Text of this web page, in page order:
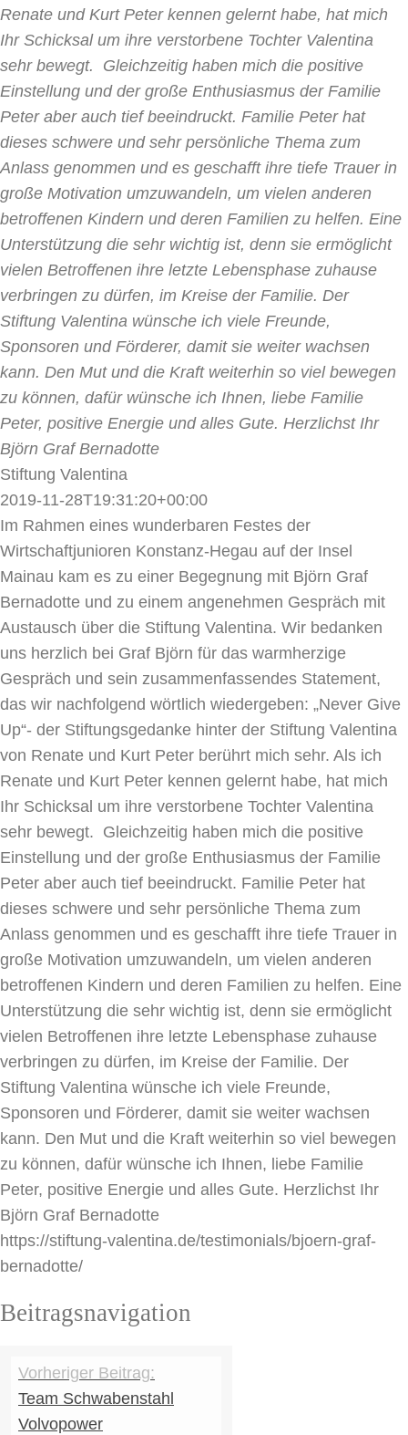
Renate und Kurt Peter kennen gelernt habe, hat mich
Ihr Schicksal um ihre verstorbene Tochter Valentina
sehr bewegt. Gleichzeitig haben mich die positive
Einstellung und der große Enthusiasmus der Familie
Peter aber auch tief beeindruckt. Familie Peter hat
dieses schwere und sehr persönliche Thema zum
Anlass genommen und es geschafft ihre tiefe Trauer in
große Motivation umzuwandeln, um vielen anderen
betroffenen Kindern und deren Familien zu helfen. Eine
Unterstützung die sehr wichtig ist, denn sie ermöglicht
vielen Betroffenen ihre letzte Lebensphase zuhause
verbringen zu dürfen, im Kreise der Familie. Der
Stiftung Valentina wünsche ich viele Freunde,
Sponsoren und Förderer, damit sie weiter wachsen
kann. Den Mut und die Kraft weiterhin so viel bewegen
zu können, dafür wünsche ich Ihnen, liebe Familie
Peter, positive Energie und alles Gute. Herzlichst Ihr
Björn Graf Bernadotte
Stiftung Valentina
2019-11-28T19:31:20+00:00
Im Rahmen eines wunderbaren Festes der
Wirtschaftjunioren Konstanz-Hegau auf der Insel
Mainau kam es zu einer Begegnung mit Björn Graf
Bernadotte und zu einem angenehmen Gespräch mit
Austausch über die Stiftung Valentina. Wir bedanken
uns herzlich bei Graf Björn für das warmherzige
Gespräch und sein zusammenfassendes Statement,
das wir nachfolgend wörtlich wiedergeben: „Never Give
Up“- der Stiftungsgedanke hinter der Stiftung Valentina
von Renate und Kurt Peter berührt mich sehr. Als ich
Renate und Kurt Peter kennen gelernt habe, hat mich
Ihr Schicksal um ihre verstorbene Tochter Valentina
sehr bewegt. Gleichzeitig haben mich die positive
Einstellung und der große Enthusiasmus der Familie
Peter aber auch tief beeindruckt. Familie Peter hat
dieses schwere und sehr persönliche Thema zum
Anlass genommen und es geschafft ihre tiefe Trauer in
große Motivation umzuwandeln, um vielen anderen
betroffenen Kindern und deren Familien zu helfen. Eine
Unterstützung die sehr wichtig ist, denn sie ermöglicht
vielen Betroffenen ihre letzte Lebensphase zuhause
verbringen zu dürfen, im Kreise der Familie. Der
Stiftung Valentina wünsche ich viele Freunde,
Sponsoren und Förderer, damit sie weiter wachsen
kann. Den Mut und die Kraft weiterhin so viel bewegen
zu können, dafür wünsche ich Ihnen, liebe Familie
Peter, positive Energie und alles Gute. Herzlichst Ihr
Björn Graf Bernadotte
https://stiftung-valentina.de/testimonials/bjoern-graf-
bernadotte/
Beitragsnavigation
Team Schwabenstahl
Volvopower